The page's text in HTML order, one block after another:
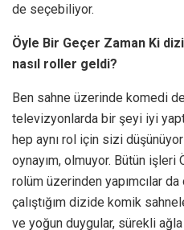
de seçebiliyor.
Öyle Bir Geçer Zaman Ki
nasıl roller geldi?
Ben sahne üzerinde komedi
televizyonlarda bir şeyi iyi
hep aynı rol için sizi
oynayım, olmuyor. Bütün işleri
rolüm üzerinden yapımcılar
çalıştığım dizide komik
ve yoğun duygular, sürekli